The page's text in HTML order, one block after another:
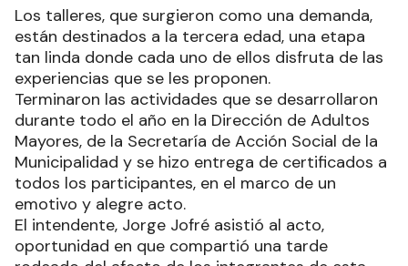
Los talleres, que surgieron como una demanda,
están destinados a la tercera edad, una etapa
tan linda donde cada uno de ellos disfruta de las
experiencias que se les proponen.
Terminaron las actividades que se desarrollaron
durante todo el año en la Dirección de Adultos
Mayores, de la Secretaría de Acción Social de la
Municipalidad y se hizo entrega de certificados a
todos los participantes, en el marco de un
emotivo y alegre acto.
El intendente, Jorge Jofré asistió al acto,
oportunidad en que compartió una tarde